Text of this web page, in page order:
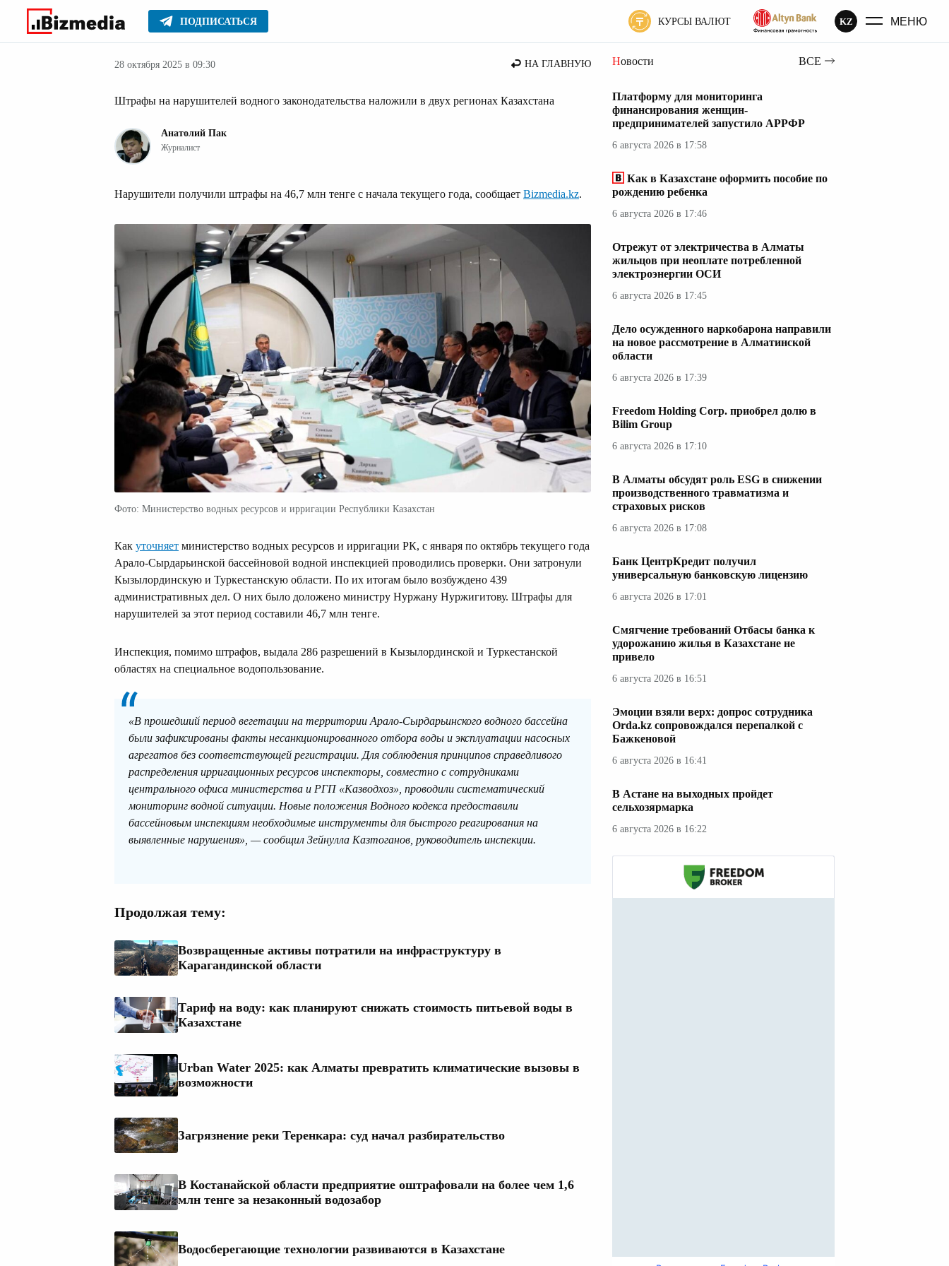
ПОДПИСАТЬСЯ КУРСЫ ВАЛЮТ KZ МЕНЮ
Главное Новости Новости Казахстана
28 октября 2025 в 09:30 НА ГЛАВНУЮ
Штрафы на нарушителей водного законодательства наложили в двух регионах Казахстана
Анатолий Пак
Журналист
Нарушители получили штрафы на 46,7 млн тенге с начала текущего года, сообщает Bizmedia.kz.
Фото: Министерство водных ресурсов и ирригации Республики Казахстан
Как уточняет министерство водных ресурсов и ирригации РК, с января по октябрь текущего года
Арало-Сырдарьинской бассейновой водной инспекцией проводились проверки. Они затронули
Кызылординскую и Туркестанскую области. По их итогам было возбуждено 439
административных дел. О них было доложено министру Нуржану Нуржигитову. Штрафы для
нарушителей за этот период составили 46,7 млн тенге.
Инспекция, помимо штрафов, выдала 286 разрешений в Кызылординской и Туркестанской
областях на специальное водопользование.
«В прошедший период вегетации на территории Арало-Сырдарьинского водного бассейна
были зафиксированы факты несанкционированного отбора воды и эксплуатации насосных
агрегатов без соответствующей регистрации. Для соблюдения принципов справедливого
распределения ирригационных ресурсов инспекторы, совместно с сотрудниками
центрального офиса министерства и РГП «Казводхоз», проводили систематический
мониторинг водной ситуации. Новые положения Водного кодекса предоставили
бассейновым инспекциям необходимые инструменты для быстрого реагирования на
выявленные нарушения», — сообщил Зейнулла Казтоганов, руководитель инспекции.
Продолжая тему:
Возвращенные активы потратили на инфраструктуру в
Карагандинской области
Тариф на воду: как планируют снижать стоимость питьевой воды в
Казахстане
Urban Water 2025: как Алматы превратить климатические вызовы в
возможности
Загрязнение реки Теренкара: суд начал разбирательство
В Костанайской области предприятие оштрафовали на более чем 1,6
млн тенге за незаконный водозабор
Водосберегающие технологии развиваются в Казахстане
Новости ВСЕ
Платформу для мониторинга
финансирования женщин-
предпринимателей запустило АРРФР
6 августа 2026 в 17:58
Как в Казахстане оформить пособие по
рождению ребенка
6 августа 2026 в 17:46
Отрежут от электричества в Алматы
жильцов при неоплате потребленной
электроэнергии ОСИ
6 августа 2026 в 17:45
Дело осужденного наркобарона направили
на новое рассмотрение в Алматинской
области
6 августа 2026 в 17:39
Freedom Holding Corp. приобрел долю в
Bilim Group
6 августа 2026 в 17:10
В Алматы обсудят роль ESG в снижении
производственного травматизма и
страховых рисков
6 августа 2026 в 17:08
Банк ЦентрКредит получил
универсальную банковскую лицензию
6 августа 2026 в 17:01
Смягчение требований Отбасы банка к
удорожанию жилья в Казахстане не
привело
6 августа 2026 в 16:51
Эмоции взяли верх: допрос сотрудника
Orda.kz сопровождался перепалкой с
Бажкеновой
6 августа 2026 в 16:41
В Астане на выходных пройдет
сельхозярмарка
6 августа 2026 в 16:22